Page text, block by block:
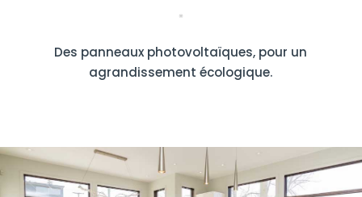
Des panneaux photovoltaïques, pour un
agrandissement écologique.